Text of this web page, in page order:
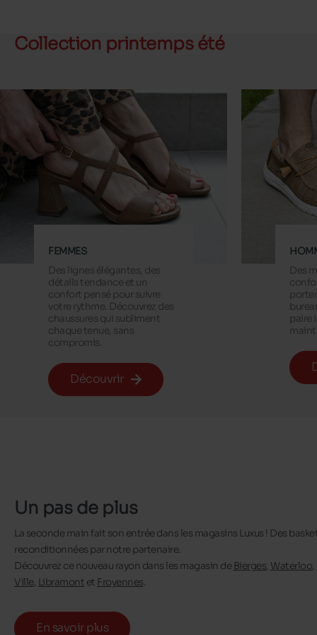
Collection printemps été
FEMMES
Des lignes élégantes, des
détails tendance et un
confort pensé pour suivre
votre rythme. Découvrez des
chaussures qui subliment
chaque tenue, sans
compromis.
Découvrir
Des
paire
Un pas de plus
La seconde main fait son entrée dans les magasins Luxus ! Des
reconditionnées par notre partenaire.
Découvrez ce nouveau rayon dans les magasin de Bierges, Waterloo,
Ville, Libramont et Froyennes.
En savoir plus